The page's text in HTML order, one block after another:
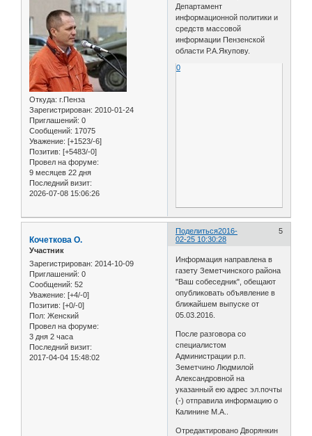
Откуда: г.Пенза
Зарегистрирован: 2010-01-24
Приглашений: 0
Сообщений: 17075
Уважение: [+1523/-6]
Позитив: [+5483/-0]
Провел на форуме:
9 месяцев 22 дня
Последний визит:
2026-07-08 15:06:26
Департамент
информационной политики и
средств массовой
информации Пензенской
области Р.А.Якупову.
0
Поделиться 5
2016-
02-25 10:30:28
Кочеткова О.
Участник
Зарегистрирован: 2014-10-09
Приглашений: 0
Сообщений: 52
Уважение: [+4/-0]
Позитив: [+0/-0]
Пол: Женский
Провел на форуме:
3 дня 2 часа
Последний визит:
2017-04-04 15:48:02
Информация направлена в
газету Земетчинского района
"Ваш собеседник", обещают
опубликовать объявление в
ближайшем выпуске от
05.03.2016.
После разговора со
специалистом
Администрации р.п.
Земетчино Людмилой
Александровной на
указанный ею адрес эл.почты
(-) отправила информацию о
Калинине М.А..
Отредактировано Дворянкин